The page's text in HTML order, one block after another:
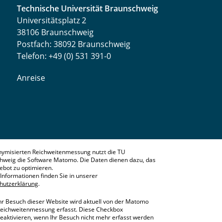
Technische Universität Braunschweig
Universitätsplatz 2
38106 Braunschweig
Postfach: 38092 Braunschweig
Telefon: +49 (0) 531 391-0
Anreise
Reichweitenmessung nutzt die TU
die Software Matomo. Die Daten dienen dazu, das
zu optimieren.
finden Sie in unserer
.
Besuch dieser Website wird aktuell von der Matomo
erfasst. Diese Checkbox
wenn Ihr Besuch nicht mehr erfasst werden